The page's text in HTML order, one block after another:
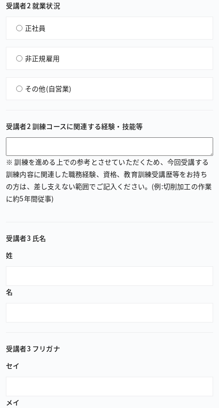
受講者2 就業状況
正社員
非正規雇用
その他（自営業）
受講者2 訓練コースに関連する経験・技能等
※ 訓練を進める上での参考とさせていただくため、今回受講する
訓練内容に関連した職務経験、資格、教育訓練受講歴等をお持ち
の方は、差し支えない範囲でご記入ください。(例:切削加工の作業
に約5年間従事)
受講者3 氏名
姓
名
受講者3 フリガナ
セイ
メイ